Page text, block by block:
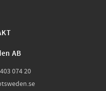
AB
074 20